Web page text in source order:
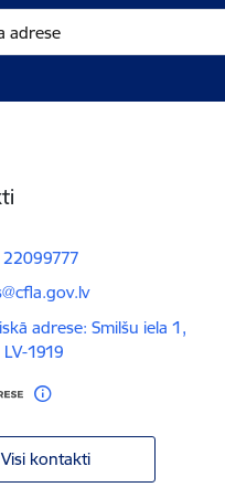
22099777
adrese: Smilšu iela 1,
LV-1919
Visi kontakti